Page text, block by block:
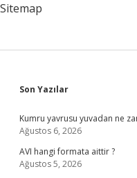
Sitemap
Sidebar
Son Yazılar
Kumru yavrusu yuvadan ne
Ağustos 6, 2026
AVI hangi formata aittir ?
Ağustos 5, 2026